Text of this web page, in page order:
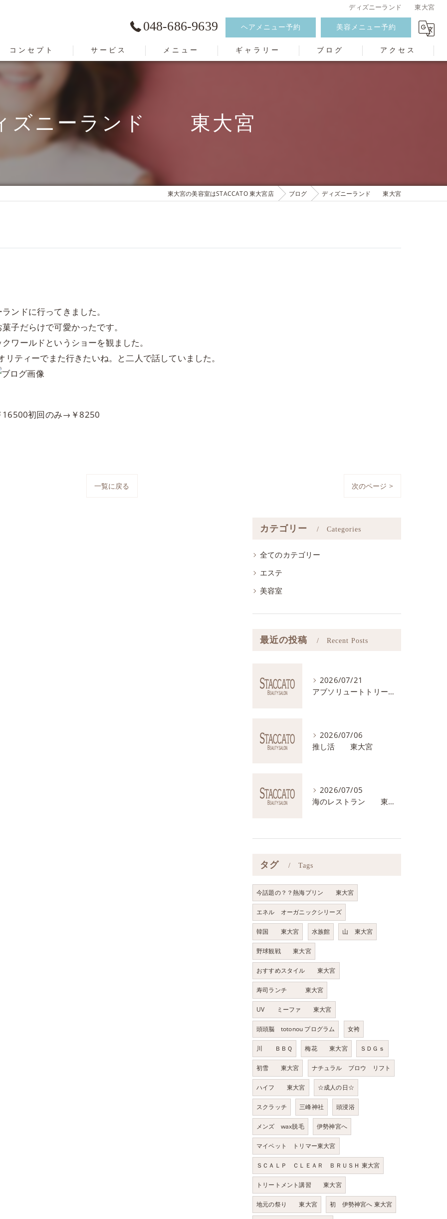
ディズニーランド 東大宮
048-686-9639 ヘアメニュー予約 美容メニュー予約
コンセプト
東大宮の美容室･STACCATO 東大宮店の口コミ情報
東大宮の美容室･STACCATO 東大宮店のお客様の声
サービス メニュー ギャラリー ブログ アクセス
ズニーランド 東大宮
東大宮の美容室はSTACCATO 東大宮店 ブログ ディズニーランド 東大宮
ンドに行ってきました。
子だらけで可愛かったです。
ワールドというショーを観ました。
ティーでまた行きたいね。と二人で話していました。
16500初回のみ→￥8250
一覧に戻る 次のページ >
カテゴリー Categories
全てのカテゴリー
エステ
美容室
最近の投稿 Recent Posts
2026/07/21
アブソリュートトリートメント 東大宮
2026/07/06
推し活 東大宮
2026/07/05
海のレストラン 東大宮
タグ Tags
今話題の？？熱海プリン 東大宮
エネル オーガニックシリーズ
韓国 東大宮 水族館 山 東大宮
野球観戦 東大宮
おすすめスタイル 東大宮
寿司ランチ 東大宮
UV ミーファ 東大宮
頭頭脳 totonou プログラム 女袴
川 ＢＢＱ 梅花 東大宮 ＳＤＧｓ
初雪 東大宮 ナチュラル ブロウ リフト
ハイフ 東大宮 ☆成人の日☆
スクラッチ 三峰神社 頭浸浴
メンズ wax脱毛 伊勢神宮へ
マイペット トリマー東大宮
ＳＣＡＬＰ ＣＬＥＡＲ ＢＲＵＳＨ 東大宮
トリートメント講習 東大宮
地元の祭り 東大宮 初 伊勢神宮へ 東大宮